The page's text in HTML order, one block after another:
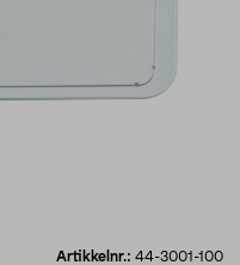
Artikkelnr.: 44-3001-100